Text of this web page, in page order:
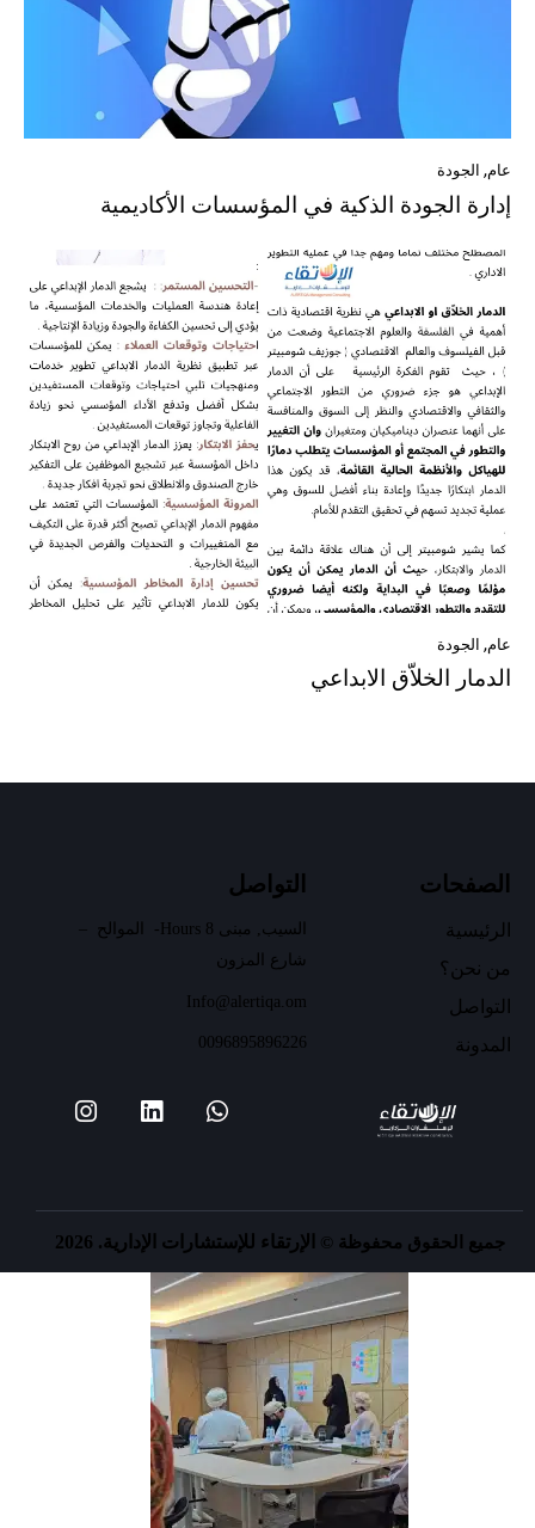
عام, الجودة
إدارة الجودة الذكية في المؤسسات الأكاديمية
عام, الجودة
الدمار الخلاّق الابداعي
الصفحات
الرئيسية
من نحن؟
التواصل
المدونة
التواصل
السيب, مبنى 8 Hours- الموالح –
شارع المزون
Info@alertiqa.om
00968 95896226
جميع الحقوق محفوظة © الإرتقاء للإستشارات الإدارية. 2026